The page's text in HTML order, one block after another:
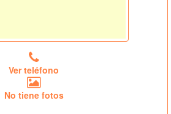
Ver teléfono
No tiene fotos